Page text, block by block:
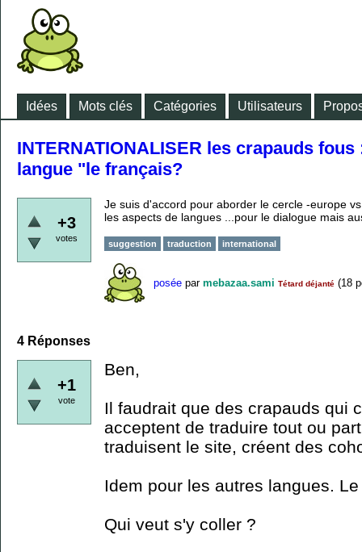
Idées Mots clés Catégories Utilisateurs
INTERNATIONALISER les crapauds
langue "le français?
+3
votes
Je suis d'accord pour aborder le cercle -europe
les aspects de langues ...pour le dialogue mais
suggestion traduction international
posée par mebazaa.sami Tétard déjanté (18
4 Réponses
+1
vote
Ben,
Il faudrait que des crapauds qui
acceptent de traduire tout ou
traduisent le site, créent des
Idem pour les autres langues.
Qui veut s'y coller ?